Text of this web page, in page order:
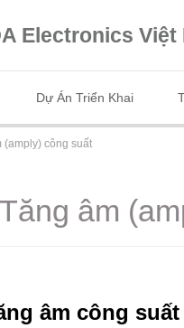
Electronics Việt
Dự Án Triển Khai
(amply) công suất
Tăng âm
âm công